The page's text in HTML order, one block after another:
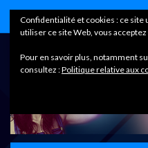
Confidentialité et cookies : ce site
utiliser ce site Web, vous
Pour en savoir plus, notamment
consultez :Politique relative aux